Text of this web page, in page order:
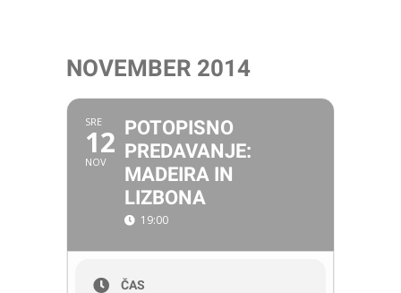
NOVEMBER 2014
SRE
12
NOV
POTOPISNO
PREDAVANJE:
MADEIRA IN
LIZBONA
19:00
ČAS